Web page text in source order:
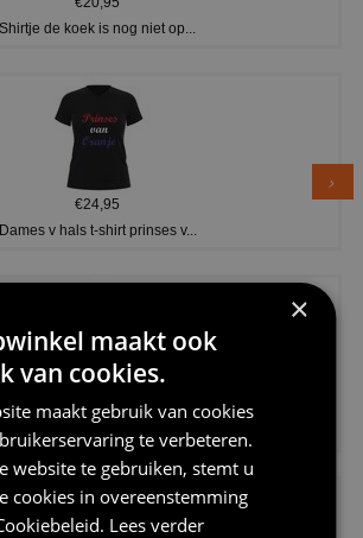
Shirtje de koek is nog niet op...
€24,95
Dames v hals t-shirt prinses v...
€24,95
Koningsdag shirt heren v-hals ...
×
maakt ook
van cookies.
maakt gebruik van cookies
te verbeteren.
website te gebruiken, stemt u
cookies in overeenstemming
. Lees verder